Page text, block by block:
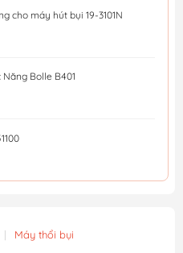
cho máy hút bụi 19-3101N
Bolle B401
| Máy thổi bụi